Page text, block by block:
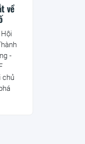
về
-
chủ